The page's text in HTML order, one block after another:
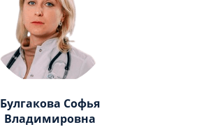
Булгакова Софья
Владимировна